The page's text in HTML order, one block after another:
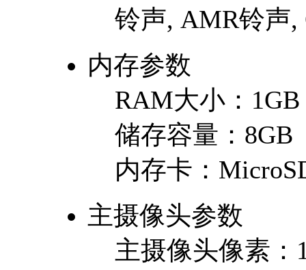
铃声, AMR铃声,
内存参数
RAM大小： 1GB
储存容量： 8GB
内存卡：
主摄像头参数
主摄像头像素：